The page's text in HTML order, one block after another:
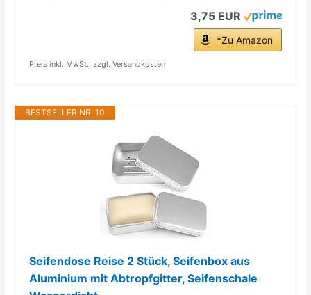
3,75 EUR
*Zu Amazon
Preis inkl. MwSt., zzgl. Versandkosten
BESTSELLER NR. 10
Seifendose Reise 2 Stück, Seifenbox aus
Aluminium mit Abtropfgitter, Seifenschale